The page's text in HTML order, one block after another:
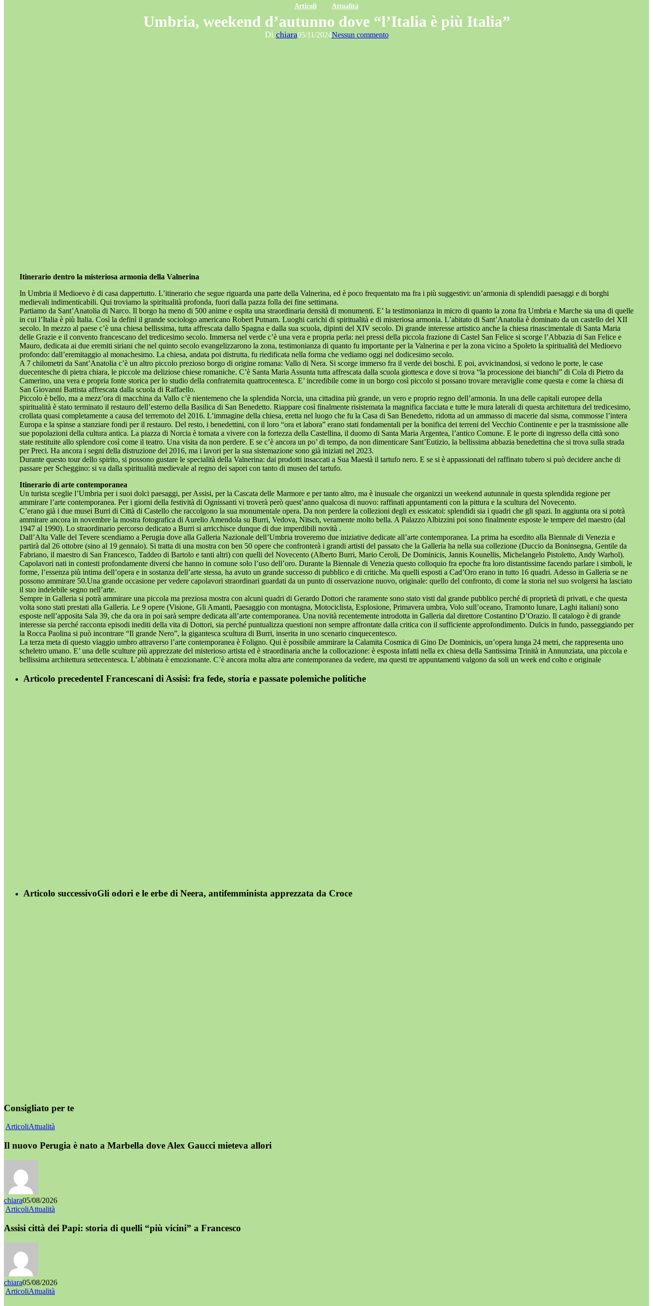
Articoli Attualità
Umbria, weekend d’autunno dove “l’Italia è più Italia”
Di chiara05/11/2024Nessun commento
Itinerario dentro la misteriosa armonia della Valnerina
In Umbria il Medioevo è di casa dappertutto. L’itinerario che segue riguarda una parte della Valnerina, ed è poco frequentato ma fra i più suggestivi: un’armonia di splendidi paesaggi e di borghi
medievali indimenticabili. Qui troviamo la spiritualità profonda, fuori dalla pazza folla dei fine settimana.
Partiamo da Sant’Anatolia di Narco. Il borgo ha meno di 500 anime e ospita una straordinaria densità di monumenti. E’ la testimonianza in micro di quanto la zona fra Umbria e Marche sia una di quelle
in cui l’Italia è più Italia. Così la definì il grande sociologo americano Robert Putnam. Luoghi carichi di spiritualità e di misteriosa armonia. L’abitato di Sant’Anatolia è dominato da un castello del XII
secolo. In mezzo al paese c’è una chiesa bellissima, tutta affrescata dallo Spagna e dalla sua scuola, dipinti del XIV secolo. Di grande interesse artistico anche la chiesa rinascimentale di Santa Maria
delle Grazie e il convento francescano del tredicesimo secolo. Immersa nel verde c’è una vera e propria perla: nei pressi della piccola frazione di Castel San Felice si scorge l’Abbazia di San Felice e
Mauro, dedicata ai due eremiti siriani che nel quinto secolo evangelizzarono la zona, testimonianza di quanto fu importante per la Valnerina e per la zona vicino a Spoleto la spiritualità del Medioevo
profondo: dall’eremitaggio al monachesimo. La chiesa, andata poi distrutta, fu riedificata nella forma che vediamo oggi nel dodicesimo secolo.
A 7 chilometri da Sant’Anatolia c’è un altro piccolo prezioso borgo di origine romana: Vallo di Nera. Si scorge immerso fra il verde dei boschi. E poi, avvicinandosi, si vedono le porte, le case
duecentesche di pietra chiara, le piccole ma deliziose chiese romaniche. C’è Santa Maria Assunta tutta affrescata dalla scuola giottesca e dove si trova “la processione dei bianchi” di Cola di Pietro da
Camerino, una vera e propria fonte storica per lo studio della confraternita quattrocentesca. E’ incredibile come in un borgo così piccolo si possano trovare meraviglie come questa e come la chiesa di
San Giovanni Battista affrescata dalla scuola di Raffaello.
Piccolo è bello, ma a mezz’ora di macchina da Vallo c’è nientemeno che la splendida Norcia, una cittadina più grande, un vero e proprio regno dell’armonia. In una delle capitali europee della
spiritualità è stato terminato il restauro dell’esterno della Basilica di San Benedetto. Riappare così finalmente risistemata la magnifica facciata e tutte le mura laterali di questa architettura del tredicesimo,
crollata quasi completamente a causa del terremoto del 2016. L’immagine della chiesa, eretta nel luogo che fu la Casa di San Benedetto, ridotta ad un ammasso di macerie dal sisma, commosse l’intera
Europa e la spinse a stanziare fondi per il restauro. Del resto, i benedettini, con il loro “ora et labora” erano stati fondamentali per la bonifica dei terreni del Vecchio Continente e per la trasmissione alle
sue popolazioni della cultura antica. La piazza di Norcia è tornata a vivere con la fortezza della Castellina, il duomo di Santa Maria Argentea, l’antico Comune. E le porte di ingresso della città sono
state restituite allo splendore così come il teatro. Una visita da non perdere. E se c’è ancora un po’ di tempo, da non dimenticare Sant’Eutizio, la bellissima abbazia benedettina che si trova sulla strada
per Preci. Ha ancora i segni della distruzione del 2016, ma i lavori per la sua sistemazione sono già iniziati nel 2023.
Durante questo tour dello spirito, si possono gustare le specialità della Valnerina: dai prodotti insaccati a Sua Maestà il tartufo nero. E se si è appassionati del raffinato tubero si può decidere anche di
passare per Scheggino: si va dalla spiritualità medievale al regno dei sapori con tanto di museo del tartufo.
Itinerario di arte contemporanea
Un turista sceglie l’Umbria per i suoi dolci paesaggi, per Assisi, per la Cascata delle Marmore e per tanto altro, ma è inusuale che organizzi un weekend autunnale in questa splendida regione per
ammirare l’arte contemporanea. Per i giorni della festività di Ognissanti vi troverà però quest’anno qualcosa di nuovo: raffinati appuntamenti con la pittura e la scultura del Novecento.
C’erano già i due musei Burri di Città di Castello che raccolgono la sua monumentale opera. Da non perdere la collezioni degli ex essicatoi: splendidi sia i quadri che gli spazi. In aggiunta ora si potrà
ammirare ancora in novembre la mostra fotografica di Aurelio Amendola su Burri, Vedova, Nitsch, veramente molto bella. A Palazzo Albizzini poi sono finalmente esposte le tempere del maestro (dal
1947 al 1990). Lo straordinario percorso dedicato a Burri si arricchisce dunque di due imperdibili novità .
Dall’Alta Valle del Tevere scendiamo a Perugia dove alla Galleria Nazionale dell’Umbria troveremo due iniziative dedicate all’arte contemporanea. La prima ha esordito alla Biennale di Venezia e
partirà dal 26 ottobre (sino al 19 gennaio). Si tratta di una mostra con ben 50 opere che confronterà i grandi artisti del passato che la Galleria ha nella sua collezione (Duccio da Boninsegna, Gentile da
Fabriano, il maestro di San Francesco, Taddeo di Bartolo e tanti altri) con quelli del Novecento (Alberto Burri, Mario Ceroli, De Dominicis, Jannis Kounellis, Michelangelo Pistoletto, Andy Warhol).
Capolavori nati in contesti profondamente diversi che hanno in comune solo l’uso dell’oro. Durante la Biennale di Venezia questo colloquio fra epoche fra loro distantissime facendo parlare i simboli, le
forme, l’essenza più intima dell’opera e in sostanza dell’arte stessa, ha avuto un grande successo di pubblico e di critiche. Ma quelli esposti a Cad’Oro erano in tutto 16 quadri. Adesso in Galleria se ne
possono ammirare 50.Una grande occasione per vedere capolavori straordinari guardati da un punto di osservazione nuovo, originale: quello del confronto, di come la storia nel suo svolgersi ha lasciato
il suo indelebile segno nell’arte.
Sempre in Galleria si potrà ammirare una piccola ma preziosa mostra con alcuni quadri di Gerardo Dottori che raramente sono stato visti dal grande pubblico perché di proprietà di privati, e che questa
volta sono stati prestati alla Galleria. Le 9 opere (Visione, Gli Amanti, Paesaggio con montagna, Motociclista, Esplosione, Primavera umbra, Volo sull’oceano, Tramonto lunare, Laghi italiani) sono
esposte nell’apposita Sala 39, che da ora in poi sarà sempre dedicata all’arte contemporanea. Una novità recentemente introdotta in Galleria dal direttore Costantino D’Orazio. Il catalogo è di grande
interesse sia perché racconta episodi inediti della vita di Dottori, sia perché puntualizza questioni non sempre affrontate dalla critica con il sufficiente approfondimento. Dulcis in fundo, passeggiando per
la Rocca Paolina si può incontrare “Il grande Nero”, la gigantesca scultura di Burri, inserita in uno scenario cinquecentesco.
La terza meta di questo viaggio umbro attraverso l’arte contemporanea è Foligno. Qui è possibile ammirare la Calamita Cosmica di Gino De Dominicis, un’opera lunga 24 metri, che rappresenta uno
scheletro umano. E’ una delle sculture più apprezzate del misterioso artista ed è straordinaria anche la collocazione: è esposta infatti nella ex chiesa della Santissima Trinità in Annunziata, una piccola e
bellissima architettura settecentesca. L’abbinata è emozionante. C’è ancora molta altra arte contemporanea da vedere, ma questi tre appuntamenti valgono da soli un week end colto e originale
Articolo precedenteI Francescani di Assisi: fra fede, storia e passate polemiche politiche
Articolo successivoGli odori e le erbe di Neera, antifemminista apprezzata da Croce
Consigliato per te
ArticoliAttualità
Il nuovo Perugia è nato a Marbella dove Alex Gaucci mieteva allori
chiara05/08/2026
ArticoliAttualità
Assisi città dei Papi: storia di quelli “più vicini” a Francesco
chiara05/08/2026
ArticoliAttualità